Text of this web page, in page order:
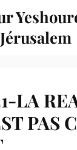
Jérusalem
LA
PAS